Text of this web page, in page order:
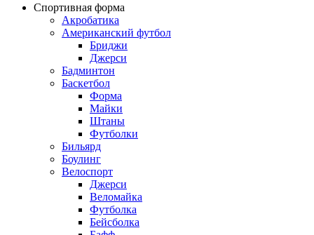
Спортивная форма
Акробатика
Американский футбол
Бриджи
Джерси
Бадминтон
Баскетбол
Форма
Майки
Штаны
Футболки
Бильярд
Боулинг
Велоспорт
Джерси
Веломайка
Футболка
Бейсболка